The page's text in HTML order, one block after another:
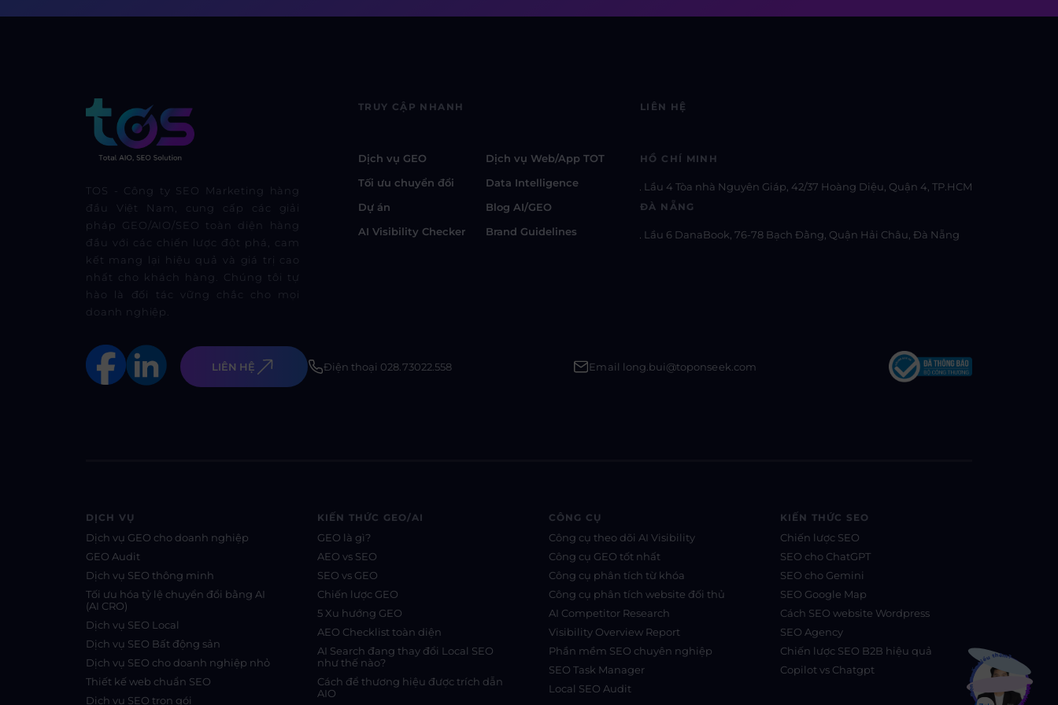
TOS - Công ty SEO Marketing hàng
đầu Việt Nam, cung cấp các giải
pháp GEO/AIO/SEO toàn diện hàng
đầu với các chiến lược đột phá, cam
kết mang lại hiệu quả và giá trị cao
nhất cho khách hàng. Chúng tôi tự
hào là đối tác vững chắc cho mọi
doanh nghiệp.
TRUY CẬP NHANH
Dịch vụ GEO
Dịch vụ Web/App TOT
Tối ưu chuyển đổi
Data Intelligence
Dự án
Blog AI/GEO
AI Visibility Checker
Brand Guidelines
LIÊN HỆ
HỒ CHÍ MINH
Lầu 4 Tòa nhà Nguyên Giáp, 42/37 Hoàng Diệu, Quận 4, TP.HCM
ĐÀ NẴNG
Lầu 6 DanaBook, 76-78 Bạch Đằng, Quận Hải Châu, Đà Nẵng
LIÊN HỆ Điện thoại 028.73022.558 Email long.bui@toponseek.com
DỊCH VỤ
Dịch vụ GEO cho doanh nghiệp
GEO Audit
Dịch vụ SEO thông minh
Tối ưu hóa tỷ lệ chuyển đổi bằng AI
(AI CRO)
Dịch vụ SEO Local
Dịch vụ SEO Bất động sản
Dịch vụ SEO cho doanh nghiệp nhỏ
Thiết kế web chuẩn SEO
Dịch vụ SEO trọn gói
KIẾN THỨC GEO/AI
GEO là gì?
AEO vs SEO
SEO vs GEO
Chiến lược GEO
5 Xu hướng GEO
AEO Checklist toàn diện
AI Search đang thay đổi Local SEO
như thế nào?
Cách để thương hiệu được trích dẫn
AIO
CÔNG CỤ
Công cụ theo dõi AI Visibility
Công cụ GEO tốt nhất
Công cụ phân tích từ khóa
Công cụ phân tích website đối thủ
AI Competitor Research
Visibility Overview Report
Phần mềm SEO chuyên nghiệp
SEO Task Manager
Local SEO Audit
KIẾN THỨC SEO
Chiến lược SEO
SEO cho ChatGPT
SEO cho Gemini
SEO Google Map
Cách SEO website Wordpress
SEO Agency
Chiến lược SEO B2B hiệu quả
Copilot vs Chatgpt
Bạn muốn hiểu thêm?